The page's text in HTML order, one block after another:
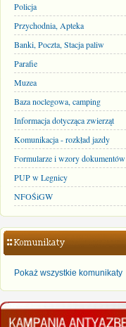
Policja
Przychodnia, Apteka
Banki, Poczta, Stacja paliw
Parafie
Muzea
Baza noclegowa, camping
Informacja dotycząca zwierząt
Komunikacja - rozkład jazdy
Formularze i wzory dokumentów
PUP w Legnicy
NFOŚiGW
Pokaż wszystkie komunikaty